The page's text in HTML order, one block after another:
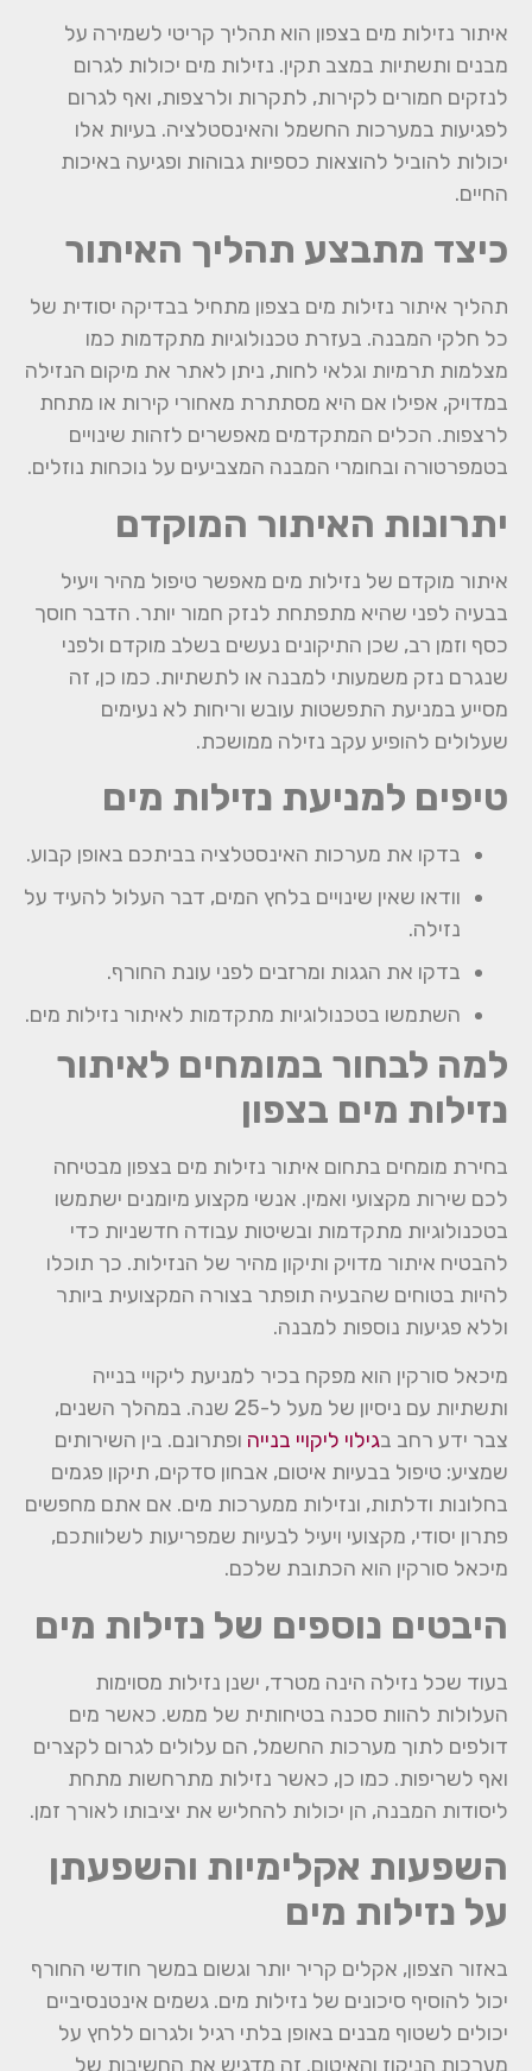
איתור נזילות מים בצפון הוא תהליך קריטי לשמירה על
מבנים ותשתיות במצב תקין. נזילות מים יכולות לגרום
לנזקים חמורים לקירות, לתקרות ולרצפות, ואף לגרום
לפגיעות במערכות החשמל והאינסטלציה. בעיות אלו
יכולות להוביל להוצאות כספיות גבוהות ופגיעה באיכות
החיים.
כיצד מתבצע תהליך האיתור
תהליך איתור נזילות מים בצפון מתחיל בבדיקה יסודית של
כל חלקי המבנה. בעזרת טכנולוגיות מתקדמות כמו
מצלמות תרמיות וגלאי לחות, ניתן לאתר את מיקום הנזילה
במדויק, אפילו אם היא מסתתרת מאחורי קירות או מתחת
לרצפות. הכלים המתקדמים מאפשרים לזהות שינויים
בטמפרטורה ובחומרי המבנה המצביעים על נוכחות נוזלים.
יתרונות האיתור המוקדם
איתור מוקדם של נזילות מים מאפשר טיפול מהיר ויעיל
בבעיה לפני שהיא מתפתחת לנזק חמור יותר. הדבר חוסך
כסף וזמן רב, שכן התיקונים נעשים בשלב מוקדם ולפני
שנגרם נזק משמעותי למבנה או לתשתיות. כמו כן, זה
מסייע במניעת התפשטות עובש וריחות לא נעימים
שעלולים להופיע עקב נזילה ממושכת.
טיפים למניעת נזילות מים
בדקו את מערכות האינסטלציה בביתכם באופן קבוע.
וודאו שאין שינויים בלחץ המים, דבר העלול להעיד על
נזילה.
בדקו את הגגות ומרזבים לפני עונת החורף.
השתמשו בטכנולוגיות מתקדמות לאיתור נזילות מים.
למה לבחור במומחים לאיתור
נזילות מים בצפון
בחירת מומחים בתחום איתור נזילות מים בצפון מבטיחה
לכם שירות מקצועי ואמין. אנשי מקצוע מיומנים ישתמשו
בטכנולוגיות מתקדמות ובשיטות עבודה חדשניות כדי
להבטיח איתור מדויק ותיקון מהיר של הנזילות. כך תוכלו
להיות בטוחים שהבעיה תופתר בצורה המקצועית ביותר
וללא פגיעות נוספות למבנה.
מיכאל סורקין הוא מפקח בכיר למניעת ליקויי בנייה
ותשתיות עם ניסיון של מעל ל-25 שנה. במהלך השנים,
צבר ידע רחב בגילוי ליקויי בנייה ופתרונם. בין השירותים
שמציע: טיפול בבעיות איטום, אבחון סדקים, תיקון פגמים
בחלונות ודלתות, ונזילות ממערכות מים. אם אתם מחפשים
פתרון יסודי, מקצועי ויעיל לבעיות שמפריעות לשלוותכם,
מיכאל סורקין הוא הכתובת שלכם.
היבטים נוספים של נזילות מים
בעוד שכל נזילה הינה מטרד, ישנן נזילות מסוימות
העלולות להוות סכנה בטיחותית של ממש. כאשר מים
דולפים לתוך מערכות החשמל, הם עלולים לגרום לקצרים
ואף לשריפות. כמו כן, כאשר נזילות מתרחשות מתחת
ליסודות המבנה, הן יכולות להחליש את יציבותו לאורך זמן.
השפעות אקלימיות והשפעתן
על נזילות מים
באזור הצפון, אקלים קריר יותר וגשום במשך חודשי החורף
יכול להוסיף סיכונים של נזילות מים. גשמים אינטנסיביים
יכולים לשטוף מבנים באופן בלתי רגיל ולגרום ללחץ על
מערכות הניקוז והאיטום. זה מדגיש את החשיבות של